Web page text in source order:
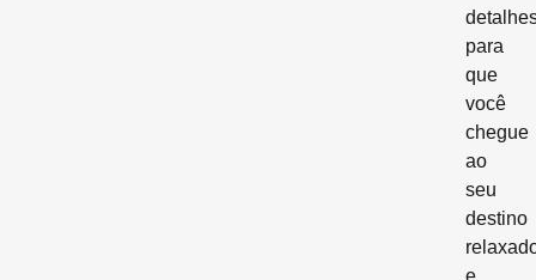
para
que
você
chegue
ao
seu
destino
e